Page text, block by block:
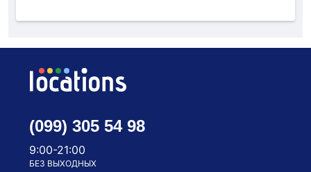
(099) 305 54 98
9:00-21:00
БЕЗ ВЫХОДНЫХ